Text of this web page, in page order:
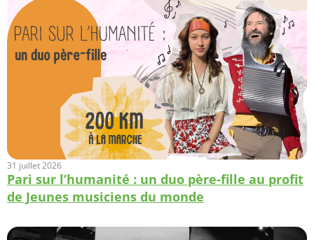
31 juillet 2026
Pari sur l’humanité : un duo père-fille au profit
de Jeunes musiciens du monde